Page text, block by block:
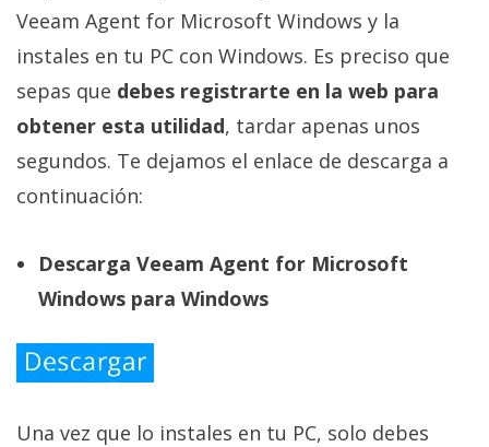
Veeam Agent for Microsoft Windows y la
instales en tu PC con Windows. Es preciso que
sepas que debes registrarte en la web para
obtener esta utilidad, tardar apenas unos
segundos. Te dejamos el enlace de descarga a
continuación:
Descarga Veeam Agent for Microsoft
Windows para Windows
Una vez que lo instales en tu PC, solo debes